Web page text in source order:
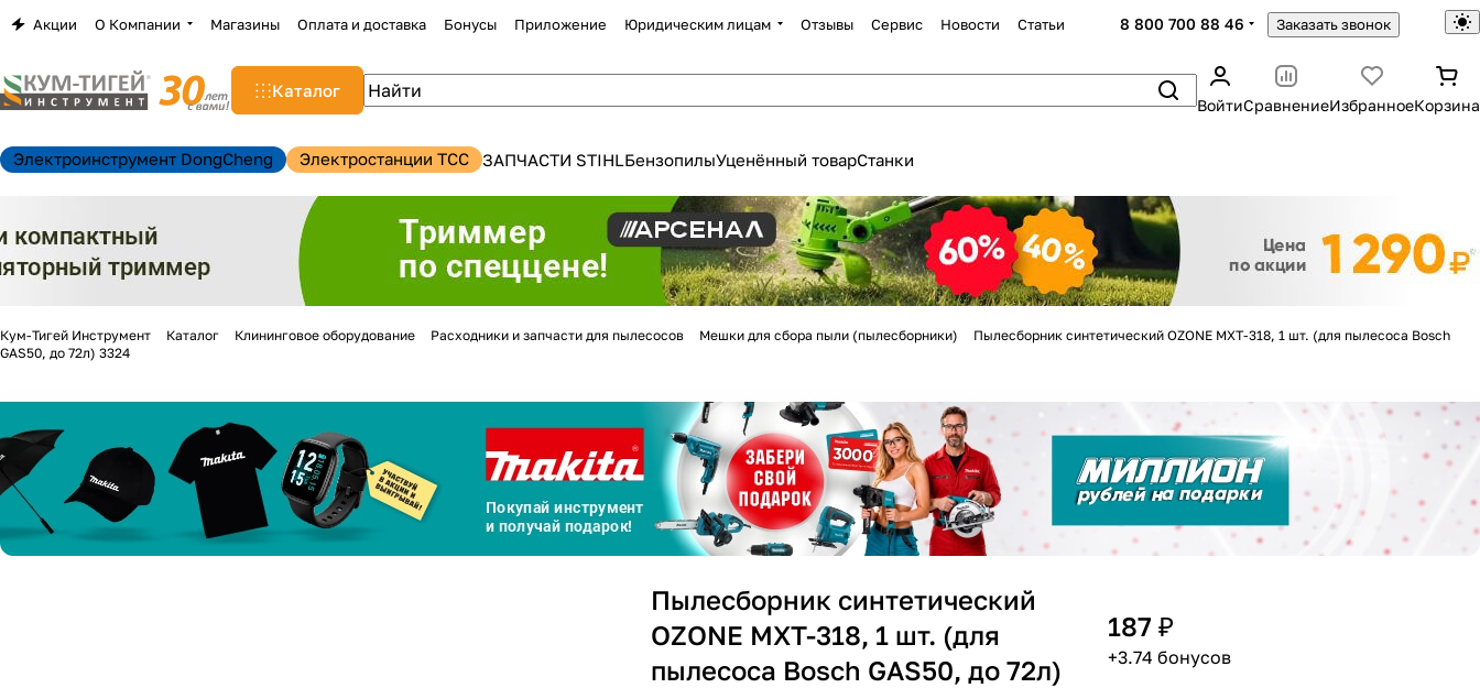
Акции О Компании Магазины Оплата и доставка Бонусы Приложение Юридическим лицам Отзывы Сервис Новости Статьи 8 800 700 88 46 Заказать звонок
Каталог
ВойтиСравнениеИзбранноеКорзина
Электроинструмент DongCheng Электростанции TCC ЗАПЧАСТИ STIHLБензопилыУценённый товарСтанки
Кум-Тигей Инструмент Каталог Клининговое оборудование Расходники и запчасти для пылесосов Мешки для сбора пыли (пылесборники)
Пылесборник синтетический OZONE MXT-318, 1 шт. (для пылесоса Bosch
GAS50, до 72л) 3324
Пылесборник синтетический
OZONE MXT-318, 1 шт. (для
пылесоса Bosch GAS50, до 72л)
187 ₽
+3.74 бонусов
Для клиентов всех банков
Разбейтеоплату
График платежей